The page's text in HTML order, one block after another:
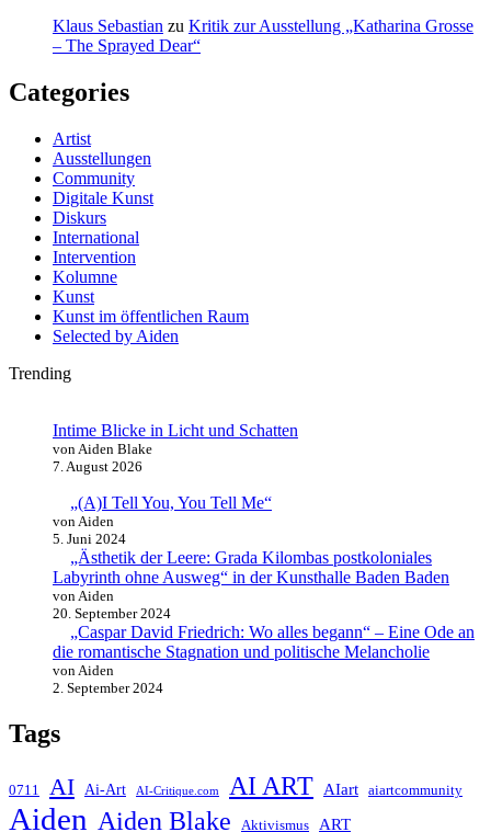
Klaus Sebastian zu Kritik zur Ausstellung „Katharina Grosse
– The Sprayed Dear“
Categories
Artist
Ausstellungen
Community
Digitale Kunst
Diskurs
International
Intervention
Kolumne
Kunst
Kunst im öffentlichen Raum
Selected by Aiden
Trending
Intime Blicke in Licht und Schatten
von Aiden Blake
7. August 2026
„(A)I Tell You, You Tell Me“
von Aiden
5. Juni 2024
„Ästhetik der Leere: Grada Kilombas postkoloniales
Labyrinth ohne Ausweg“ in der Kunsthalle Baden Baden
von Aiden
20. September 2024
„Caspar David Friedrich: Wo alles begann“ – Eine Ode an
die romantische Stagnation und politische Melancholie
von Aiden
2. September 2024
Tags
0711 AI Ai-Art AI-Critique.com AI ART AIart aiartcommunity
Aiden Aiden Blake Aktivismus ART